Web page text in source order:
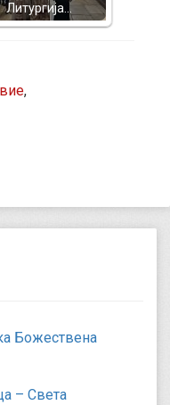
Литургија…
,
Божествена
– Света